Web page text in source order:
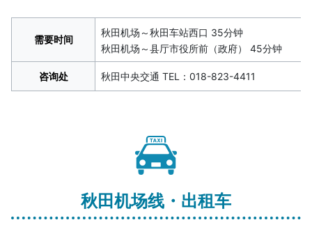
需要时间
秋田机场～秋田车站西口 35分钟
秋田机场～县厅市役所前（政府） 45分钟
咨询处 秋田中央交通 TEL：018-823-4411
秋田机场线・出租车